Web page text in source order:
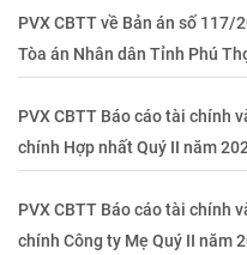
PVX CBTT về Bản án số
Tòa án Nhân dân Tỉnh Phú
PVX CBTT Báo cáo tài chính
chính Hợp nhất Quý II năm
PVX CBTT Báo cáo tài chính
chính Công ty Mẹ Quý II năm